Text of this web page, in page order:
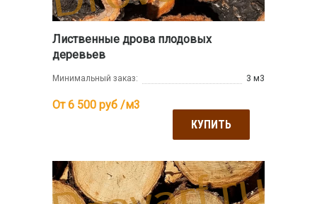
Лиственные дрова плодовых
деревьев
Минимальный заказ: 3 м3
От 6 500 руб /м3
КУПИТЬ